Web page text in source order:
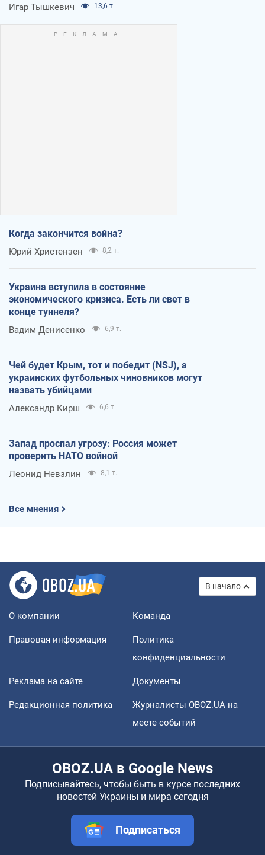
Игар Тышкевич 13,6 т.
Когда закончится война?
Юрий Христензен 8,2 т.
Украина вступила в состояние
экономического кризиса. Есть ли свет в
конце туннеля?
Вадим Денисенко 6,9 т.
Чей будет Крым, тот и победит (NSJ), а
украинских футбольных чиновников могут
назвать убийцами
Александр Кирш 6,6 т.
Запад проспал угрозу: Россия может
проверить НАТО войной
Леонид Невзлин 8,1 т.
Все мнения
В начало
О компании Команда
Правовая информация
Политика
конфиденциальности
Реклама на сайте Документы
Редакционная политика
Журналисты OBOZ.UA на
месте событий
OBOZ.UA в Google News
Подписывайтесь, чтобы быть в курсе последних
новостей Украины и мира сегодня
Подписаться